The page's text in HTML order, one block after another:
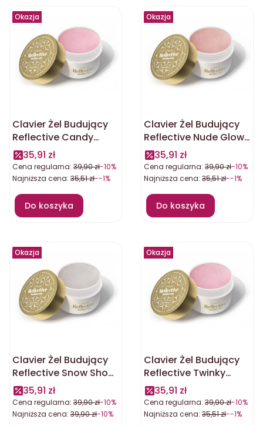
Okazja
Clavier Żel Budujący
Reflective Candy
Delight 30g
35,91 zł
Cena regularna: 39,90 zł-10%
Najniższa cena: 35,51 zł--1%
Do koszyka
Okazja
Clavier Żel Budujący
Reflective Nude Glow
30g35,91 zł
Cena regularna: 39,90 zł-10%
Najniższa cena: 35,51 zł--1%
Do koszyka
Okazja
Clavier Żel Budujący
Reflective Snow Show
30g35,91 zł
Cena regularna: 39,90 zł-10%
Najniższa cena: 39,90 zł-10%
Okazja
Clavier Żel Budujący
Reflective Twinky
Pinky 30g
35,91 zł
Cena regularna: 39,90 zł-10%
Najniższa cena: 35,51 zł--1%